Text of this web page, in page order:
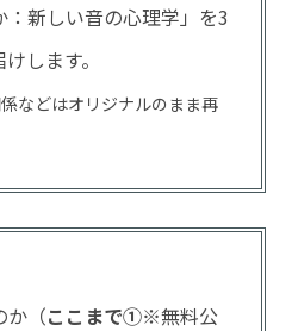
：新しい音の心理学」を3
します。
などはオリジナルのまま再
か（ここまで①※無料公